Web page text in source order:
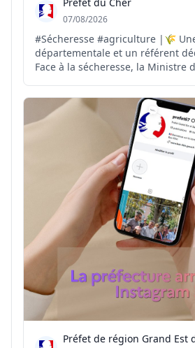
07/08/2026
#Sécheresse #agriculture |🌾
départementale et un référent
Face à la sécheresse, la Ministre
sécheresse et la désignation
chaque département. 📝 Dans le
COLIN est nomm...
Préfet de région Grand Est